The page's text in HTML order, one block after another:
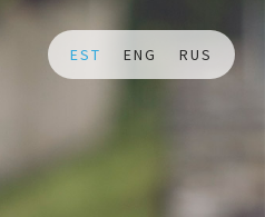
EST ENG RUS